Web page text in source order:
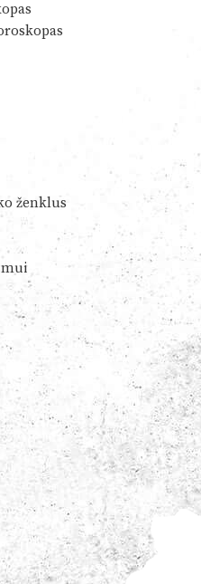
ženklus